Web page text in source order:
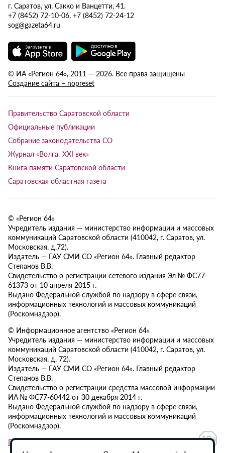
г. Саратов, ул. Сакко и Ванцетти, 41.
+7 (8452) 72-10-06, +7 (8452) 72-24-12
sog@gazeta64.ru
© ИА «Регион 64», 2011 — 2026. Все права защищены
Создание сайта – nopreset
Правительство Саратовской области
Официальные публикации
Собрание законодательства СО
Журнал «Волга XXI век»
Книга памяти Саратовской области
Саратовская областная газета
© «Регион 64»
Учредитель издания — министерство информации и массовых
коммуникаций Саратовской области (410042, г. Саратов, ул.
Московская, д.72).
Издатель — ГАУ СМИ СО «Регион 64». Главный редактор
Степанов В.В.
Свидетельство о регистрации сетевого издания Эл № ФС77-
61373 от 10 апреля 2015 г.
Выдано Федеральной службой по надзору в сфере связи,
информационных технологий и массовых коммуникаций
(Роскомнадзор).
© Информационное агентство «Регион 64»
Учредитель издания — министерство информации и массовых
коммуникаций Саратовской области (410042, г. Саратов, ул.
Московская, д. 72).
Издатель — ГАУ СМИ СО «Регион 64». Главный редактор
Степанов В.В.
Свидетельство о регистрации средства массовой информации
ИА № ФС77-60442 от 30 декабря 2014 г.
Выдано Федеральной службой по надзору в сфере связи,
информационных технологий и массовых коммуникаций
(Роскомнадзор).
Политика в отношении обработки персональных данных